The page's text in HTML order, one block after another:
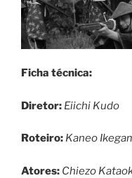
Ficha técnica:
Diretor: Eiichi Kudo
Roteiro: Kaneo
Atores: Chiezo